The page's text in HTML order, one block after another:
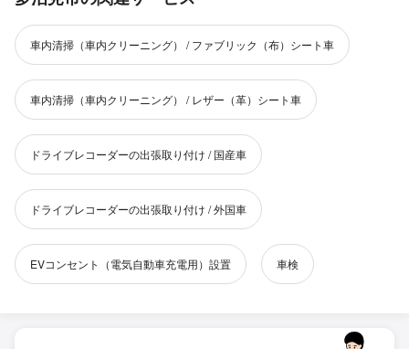
車内清掃（車内クリーニング） / ファブリック（布）シート車
車内清掃（車内クリーニング） / レザー（革）シート車
ドライブレコーダーの出張取り付け / 国産車
ドライブレコーダーの出張取り付け / 外国車
EVコンセント（電気自動車充電用）設置 車検